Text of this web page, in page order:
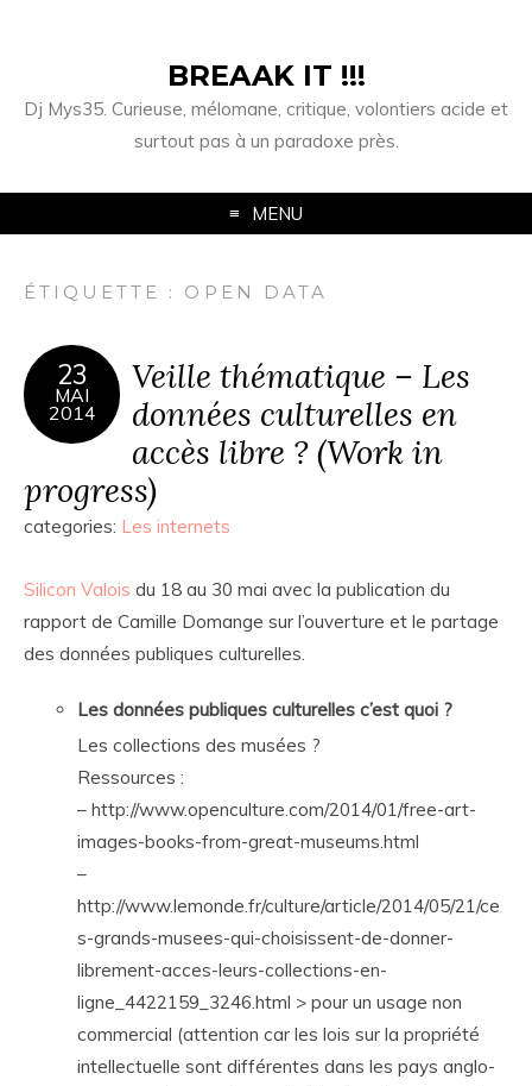
BREAAK IT !!!
Dj Mys35. Curieuse, mélomane, critique, volontiers acide et
surtout pas à un paradoxe près.
MENU
ÉTIQUETTE : OPEN DATA
23
MAI
2014
Veille thématique – Les
données culturelles en
accès libre ? (Work in
progress)
categories: Les internets
Silicon Valois du 18 au 30 mai avec la publication du
rapport de Camille Domange sur l’ouverture et le partage
des données publiques culturelles.
Les données publiques culturelles c’est quoi ?
Les collections des musées ?
Ressources :
– http://www.openculture.com/2014/01/free-art-
images-books-from-great-museums.html
–
http://www.lemonde.fr/culture/article/2014/05/21/ce
s-grands-musees-qui-choisissent-de-donner-
librement-acces-leurs-collections-en-
ligne_4422159_3246.html > pour un usage non
commercial (attention car les lois sur la propriété
intellectuelle sont différentes dans les pays anglo-